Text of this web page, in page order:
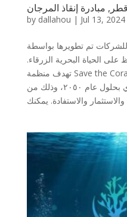
مبادرة إنقاذ المرجان
by dallahou | Jul 13, 2024
للشركات تم تطويرها بواسطة
على الحياة البحرية الزرقاء.
تهدف منظمة Save the Corals إلى المساعدة في تجنب
انقراض٢٥٪ من النظام البحري بحلول عام ٢٠٥٠، وذلك من